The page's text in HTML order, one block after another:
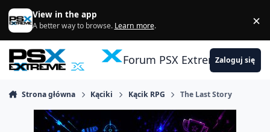
Skocz do zawartości
View in the app
A better way to browse. Learn more. ×
Forum PSX ExtremeZaloguj się
Strona główna Kąciki Kącik RPG The Last Story